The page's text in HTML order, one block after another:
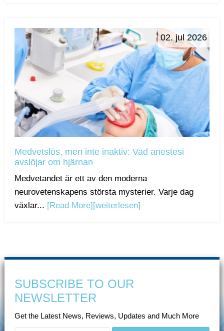
02. jul 2026
Medvetslös, men inte inaktiv: Vad anestesi
avslöjar om hjärnan
Medvetandet är ett av den moderna
neurovetenskapens största mysterier. Varje dag
växlar... [Read More][weiterlesen]
SUBSCRIBE TO OUR
NEWSLETTER
Get the Latest News, Reviews, Updates and Much More